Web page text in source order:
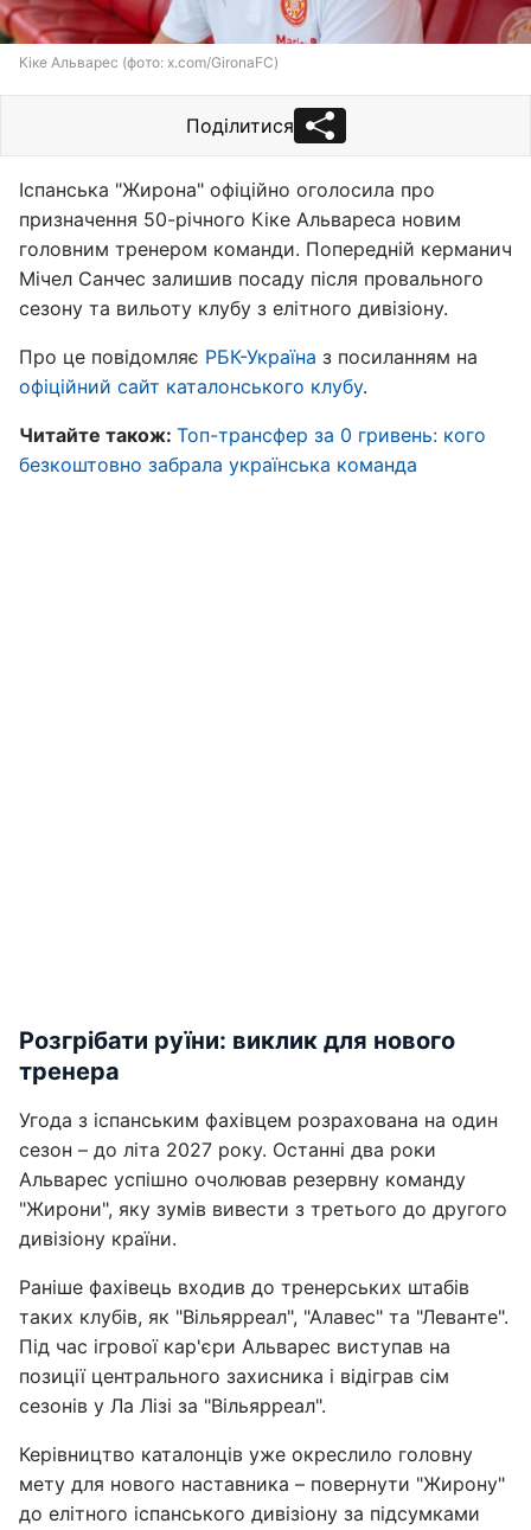
Кіке Альварес (фото: x.com/GironaFC)
Поділитися
Іспанська "Жирона" офіційно оголосила про
призначення 50-річного Кіке Альвареса новим
головним тренером команди. Попередній керманич
Мічел Санчес залишив посаду після провального
сезону та вильоту клубу з елітного дивізіону.
Про це повідомляє РБК-Україна з посиланням на
офіційний сайт каталонського клубу.
Читайте також: Топ-трансфер за 0 гривень: кого
безкоштовно забрала українська команда
Розгрібати руїни: виклик для нового
тренера
Угода з іспанським фахівцем розрахована на один
сезон – до літа 2027 року. Останні два роки
Альварес успішно очолював резервну команду
"Жирони", яку зумів вивести з третього до другого
дивізіону країни.
Раніше фахівець входив до тренерських штабів
таких клубів, як "Вільярреал", "Алавес" та "Леванте".
Під час ігрової кар'єри Альварес виступав на
позиції центрального захисника і відіграв сім
сезонів у Ла Лізі за "Вільярреал".
Керівництво каталонців уже окреслило головну
мету для нового наставника – повернути "Жирону"
до елітного іспанського дивізіону за підсумками